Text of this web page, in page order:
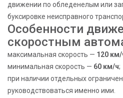
движении по обледенелым или
буксировке неисправного
Особенности
скоростным
максимальная скорость — 120 км/
минимальная скорость — 60 км/ч;
при наличии отдельных
руководствоваться именно ими.